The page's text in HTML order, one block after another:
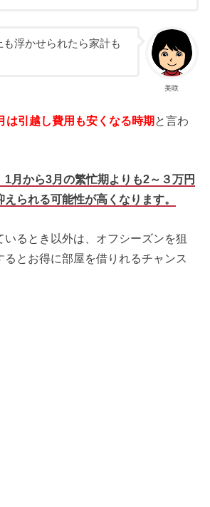
美咲
浮かせられたら家計も
は引越し費用も安くなる時期と言わ
1月から3月の繁忙期よりも2～３万円
られる可能性が高くなります。
いるとき以外は、オフシーズンを狙
るとお得に部屋を借りれるチャンス